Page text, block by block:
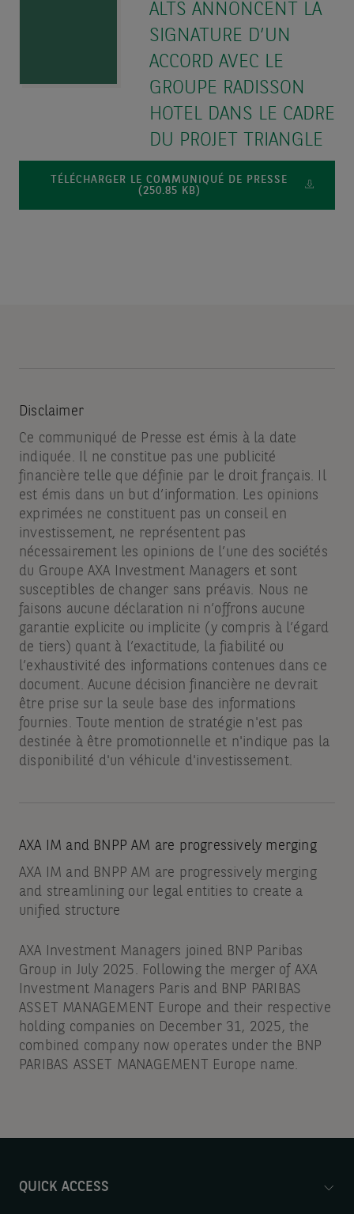
ALTS ANNONCENT LA
SIGNATURE D’UN
ACCORD AVEC LE
GROUPE RADISSON
HOTEL DANS LE CADRE
DU PROJET TRIANGLE
TÉLÉCHARGER LE COMMUNIQUÉ DE PRESSE
(250.85 KB)
Disclaimer
Ce communiqué de Presse est émis à la date
indiquée. Il ne constitue pas une publicité
financière telle que définie par le droit français. Il
est émis dans un but d’information. Les opinions
exprimées ne constituent pas un conseil en
investissement, ne représentent pas
nécessairement les opinions de l’une des sociétés
du Groupe AXA Investment Managers et sont
susceptibles de changer sans préavis. Nous ne
faisons aucune déclaration ni n’offrons aucune
garantie explicite ou implicite (y compris à l’égard
de tiers) quant à l’exactitude, la fiabilité ou
l’exhaustivité des informations contenues dans ce
document. Aucune décision financière ne devrait
être prise sur la seule base des informations
fournies. Toute mention de stratégie n'est pas
destinée à être promotionnelle et n'indique pas la
disponibilité d'un véhicule d'investissement.
AXA IM and BNPP AM are progressively merging
AXA IM and BNPP AM are progressively merging
and streamlining our legal entities to create a
unified structure
AXA Investment Managers joined BNP Paribas
Group in July 2025. Following the merger of AXA
Investment Managers Paris and BNP PARIBAS
ASSET MANAGEMENT Europe and their respective
holding companies on December 31, 2025, the
combined company now operates under the BNP
PARIBAS ASSET MANAGEMENT Europe name.
QUICK ACCESS